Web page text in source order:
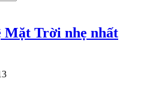
Mặt Trời nhẹ nhất